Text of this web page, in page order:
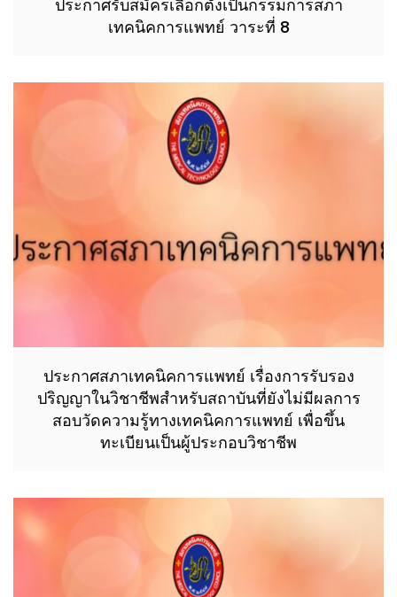
ประกาศรับสมัครเลือกตั้งเป็นกรรมการสภา
เทคนิคการแพทย์ วาระที่ 8
ประกาศสภาเทคนิคการแพทย์ เรื่องการรับรอง
ปริญญาในวิชาชีพสำหรับสถาบันที่ยังไม่มีผลการ
สอบวัดความรู้ทางเทคนิคการแพทย์ เพื่อขึ้น
ทะเบียนเป็นผู้ประกอบวิชาชีพ